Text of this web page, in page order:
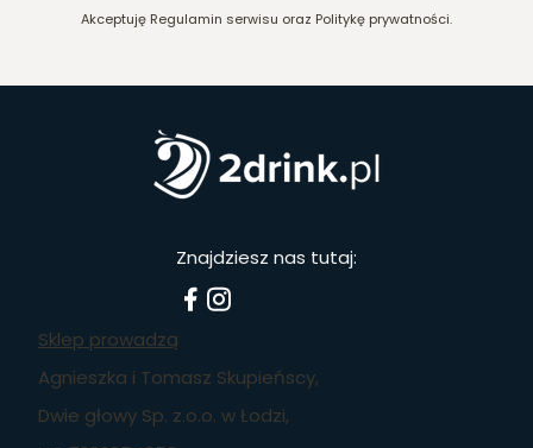
Akceptuję Regulamin serwisu oraz Politykę prywatności.
Znajdziesz nas tutaj:
Sklep prowadzą
Agnieszka i Tomasz Skupieńscy,
Dwie głowy Sp. z.o.o. w Łodzi,